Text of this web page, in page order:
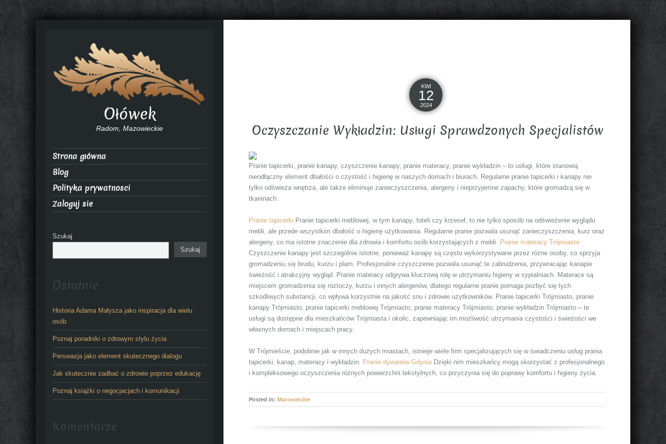
KWI
12
2024
Oczyszczanie Wykładzin: Usługi Sprawdzonych Specjalistów
Pranie tapicerki, pranie kanapy, czyszczenie kanapy, pranie materacy, pranie wykładzin – to usługi, które stanowią
nieodłączny element dbałości o czystość i higienę w naszych domach i biurach. Regularne pranie tapicerki i kanapy nie
tylko odświeża wnętrza, ale także eliminuje zanieczyszczenia, alergeny i nieprzyjemne zapachy, które gromadzą się w
tkaninach.
Pranie tapicerki Pranie tapicerki meblowej, w tym kanapy, foteli czy krzeseł, to nie tylko sposób na odświeżenie wyglądu
mebli, ale przede wszystkim dbałość o higienę użytkowania. Regularne pranie pozwala usunąć zanieczyszczenia, kurz oraz
alergeny, co ma istotne znaczenie dla zdrowia i komfortu osób korzystających z mebli. Pranie materacy Trójmiasto
Czyszczenie kanapy jest szczególnie istotne, ponieważ kanapy są często wykorzystywane przez różne osoby, co sprzyja
gromadzeniu się brudu, kurzu i plam. Profesjonalne czyszczenie pozwala usunąć te zabrudzenia, przywracając kanapie
świeżość i atrakcyjny wygląd. Pranie materacy odgrywa kluczową rolę w utrzymaniu higieny w sypialniach. Materace są
miejscem gromadzenia się roztoczy, kurzu i innych alergenów, dlatego regularne pranie pomaga pozbyć się tych
szkodliwych substancji, co wpływa korzystnie na jakość snu i zdrowie użytkowników. Pranie tapicerki Trójmiasto, pranie
kanapy Trójmiasto, pranie tapicerki meblowej Trójmiasto, pranie materacy Trójmiasto, pranie wykładzin Trójmiasto – te
usługi są dostępne dla mieszkańców Trójmiasta i okolic, zapewniając im możliwość utrzymania czystości i świeżości we
własnych domach i miejscach pracy.
W Trójmieście, podobnie jak w innych dużych miastach, istnieje wiele firm specjalizujących się w świadczeniu usług prania
tapicerki, kanap, materacy i wykładzin. Pranie dywanów GdyniaDzięki nim mieszkańcy mogą skorzystać z profesjonalnego
i kompleksowego oczyszczenia różnych powierzchni tekstylnych, co przyczynia się do poprawy komfortu i higieny życia.
Posted in:Mazowieckie
Ołówek
Radom, Mazowieckie
Strona główna
Blog
Polityka prywatnosci
Zaloguj sie
Szukaj
Szukaj
Ostatnie
Historia Adama Małysza jako inspiracja dla wielu
osób
Poznaj poradniki o zdrowym stylu życia
Perswazja jako element skutecznego dialogu
Jak skutecznie zadbać o zdrowie poprzez edukację
Poznaj książki o negocjacjach i komunikacji
Komentarze